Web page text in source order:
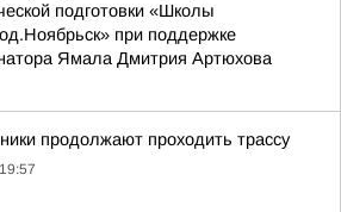
подготовки «Школы
при поддержке
Ямала Дмитрия Артюхова
продолжают проходить трассу
19:57